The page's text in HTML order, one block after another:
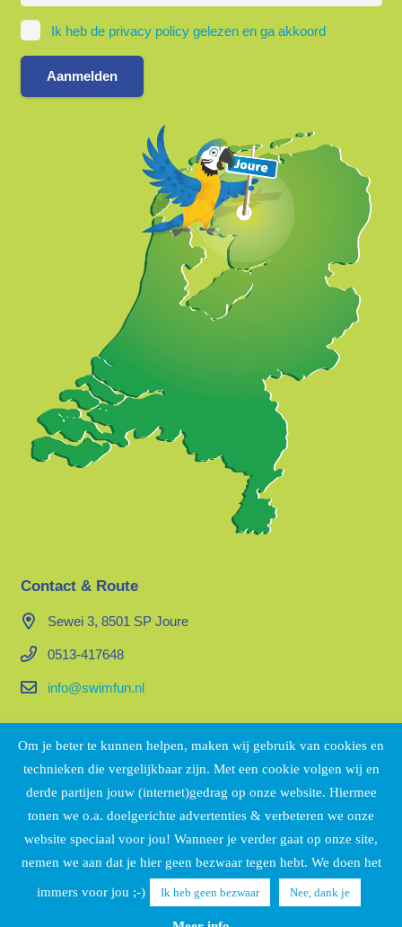
Ik heb de privacy policy gelezen en ga akkoord
Contact & Route
Sewei 3, 8501 SP Joure
0513-417648
info@swimfun.nl
Organisatie
Swimfun maakt onderdeel uit van Sportbedrijf De Fryske
Marren. Bekijk voor meer informatieop de website.
Copyright © 2026 Sportbedrijf De Fryske Marren|Privacy
Policy
Om je beter te kunnen helpen, maken wij gebruik van cookies en
technieken die vergelijkbaar zijn. Met een cookie volgen wij en
derde partijen jouw (internet)gedrag op onze website. Hiermee
tonen we o.a. doelgerichte advertenties & verbeteren we onze
website speciaal voor jou! Wanneer je verder gaat op onze site,
nemen we aan dat je hier geen bezwaar tegen hebt. We doen het
immers voor jou ;-) Ik heb geen bezwaar Nee, dank je